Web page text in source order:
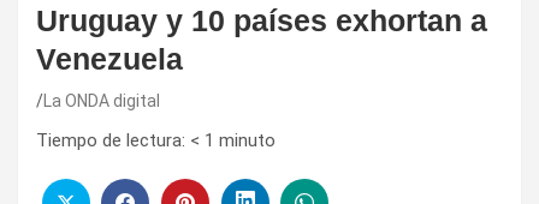
Uruguay y 10 países exhortan a
Venezuela
La ONDA digital
Tiempo de lectura: < 1 minuto